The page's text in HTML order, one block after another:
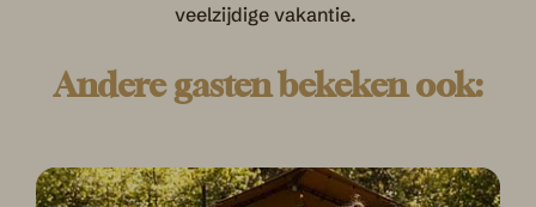
veelzijdige vakantie.
Andere gasten bekeken ook: